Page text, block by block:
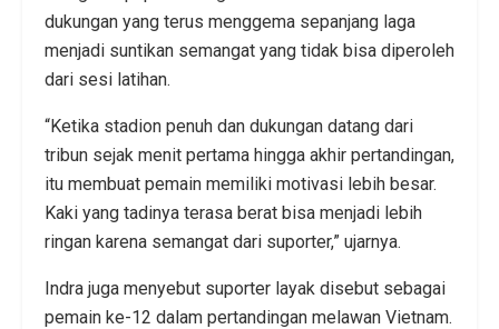
dukungan yang terus menggema sepanjang laga
menjadi suntikan semangat yang tidak bisa diperoleh
dari sesi latihan.
“Ketika stadion penuh dan dukungan datang dari
tribun sejak menit pertama hingga akhir pertandingan,
itu membuat pemain memiliki motivasi lebih besar.
Kaki yang tadinya terasa berat bisa menjadi lebih
ringan karena semangat dari suporter,” ujarnya.
Indra juga menyebut suporter layak disebut sebagai
pemain ke-12 dalam pertandingan melawan Vietnam.